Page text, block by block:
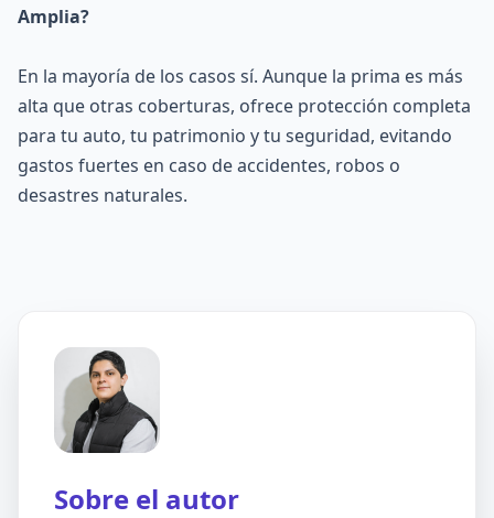
Amplia?
En la mayoría de los casos sí. Aunque la prima es más
alta que otras coberturas, ofrece protección completa
para tu auto, tu patrimonio y tu seguridad, evitando
gastos fuertes en caso de accidentes, robos o
desastres naturales.
Sobre el autor